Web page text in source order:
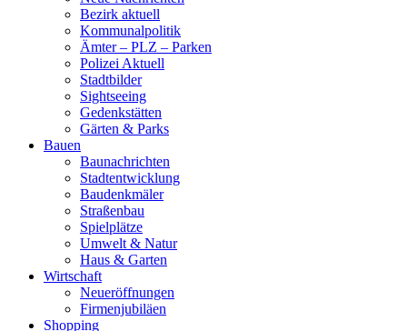
Bezirk aktuell
Kommunalpolitik
Ämter – PLZ – Parken
Polizei Aktuell
Stadtbilder
Sightseeing
Gedenkstätten
Gärten & Parks
Bauen
Baunachrichten
Stadtentwicklung
Baudenkmäler
Straßenbau
Spielplätze
Umwelt & Natur
Haus & Garten
Wirtschaft
Neueröffnungen
Firmenjubiläen
Shopping